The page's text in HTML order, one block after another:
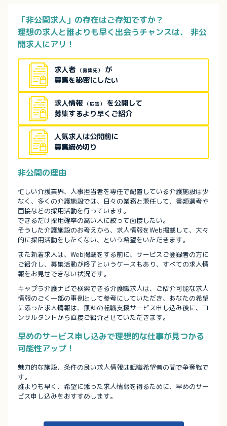
「非公開求人」の存在はご存知ですか？
理想の求人と誰よりも早く出会うチャンスは、
非公
開求人にアリ！
求人者 （募集先）
が
募集を秘密にしたい
求人情報 （広告）
を公開して
募集するより早くご紹介
人気求人は公開前に
募集締め切り
非公開の理由
忙しい介護業界、人事担当者を専任で配置している介護施設は少
なく、多くの介護施設では、日々の業務と兼任して、書類選考や
面接などの採用活動を行っています。
できるだけ採用確率の高い人に絞って面接したい。
そうした介護施設のお考えから、求人情報をWeb掲載して、大々
的に採用活動をしたくない、という希望をいただきます。
また新着求人は、Web掲載をする前に、サービスご登録者の方に
ご紹介し、募集活動が終了というケースもあり、すべての求人情
報をお見せできない状況です。
キャプラ介護ナビで検索できる介護職求人は、ご紹介可能な求人
情報のごく一部の事例として参考にしていただき、あなたの希望
に添った求人情報は、無料の転職支援サービス申し込み後に、コ
ンサルタントから直接ご紹介させていただきます。
早めのサービス申し込みで理想的な仕事が見つかる
可能性アップ！
魅力的な施設、条件の良い求人情報は転職希望者の間で争奪戦で
す。
誰よりも早く、希望に添った求人情報を得るために、早めのサー
ビス申し込みをおすすめします。